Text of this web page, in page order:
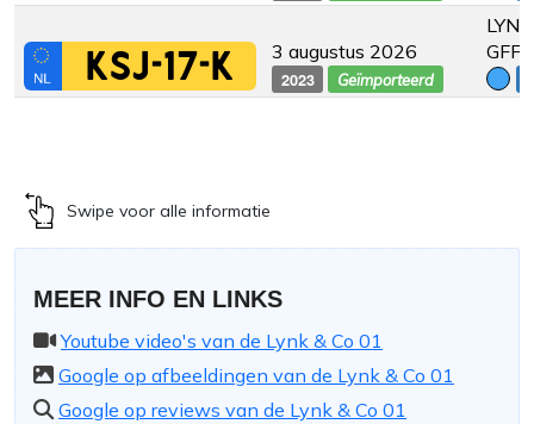
KSJ-17-K 3 augustus 2026
2023 Geïmporteerd
GFF
Swipe voor alle informatie
MEER INFO EN LINKS
Youtube video's van de Lynk & Co 01
Google op afbeeldingen van de Lynk & Co 01
Google op reviews van de Lynk & Co 01